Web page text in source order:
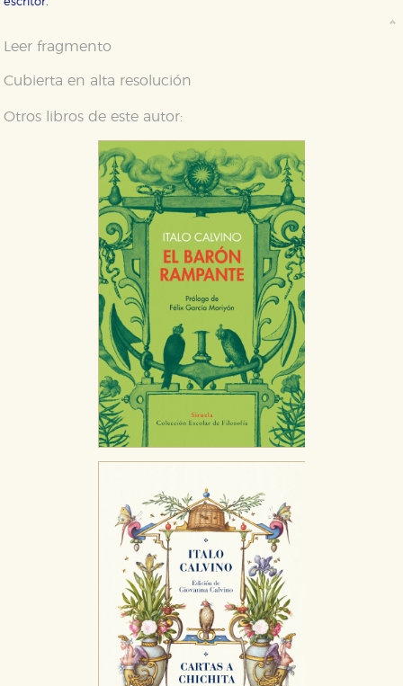
escritor.
Leer fragmento
Cubierta en alta resolución
Otros libros de este autor: